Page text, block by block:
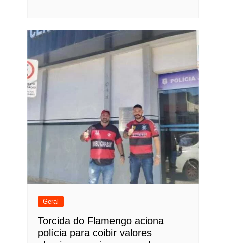
Geral
Torcida do Flamengo aciona
polícia para coibir valores